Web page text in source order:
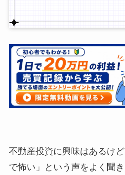
不動産投資に興味はあるけ
で怖い」という声をよく聞き